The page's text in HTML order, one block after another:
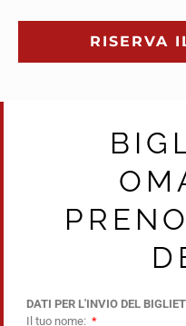
RISERVA
DATI PER L'INVIO DEL
Il tuo nome: